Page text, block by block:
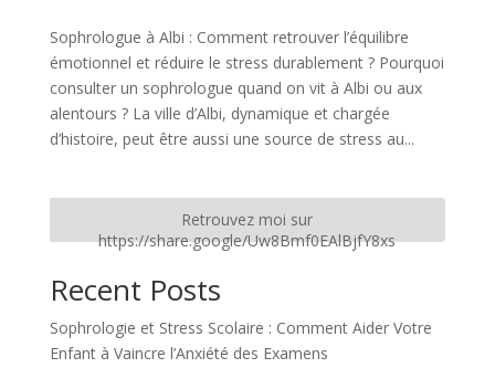
Sophrologue à Albi : Comment retrouver l’équilibre
émotionnel et réduire le stress durablement ? Pourquoi
consulter un sophrologue quand on vit à Albi ou aux
alentours ? La ville d’Albi, dynamique et chargée
d’histoire, peut être aussi une source de stress au...
Retrouvez moi sur
https://share.google/Uw8Bmf0EAlBjfY8xs
Recent Posts
Sophrologie et Stress Scolaire : Comment Aider Votre
Enfant à Vaincre l’Anxiété des Examens